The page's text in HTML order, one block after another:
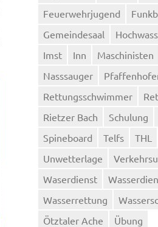
Feuerwehrjugend
Gemeindesaal
Imst
Inn Maschinisten
Nasssauger
Rettungsschwimmer
Rietzer Bach
Schulung
Spineboard
Telfs THL
Unwetterlage
Waserdienst
Wasserrettung
Ötztaler Ache
Übung